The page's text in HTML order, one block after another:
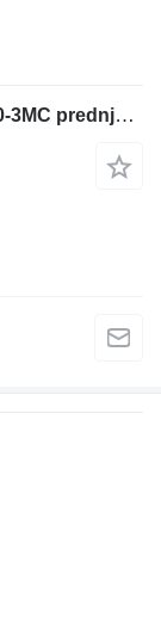
419-46-A2600 šasija za Komatsu WA320-3MC prednjeg utovarivača